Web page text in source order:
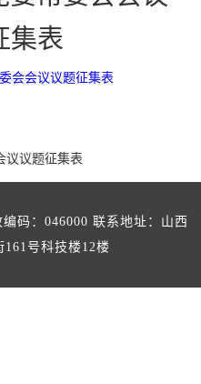
集表
会会议议题征集表
议议题征集表
码：046000 联系地址：山西
号科技楼12楼